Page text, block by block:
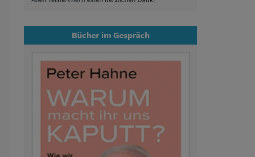
Bücher im Gespräch